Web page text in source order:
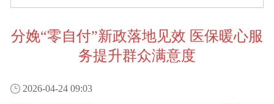
分娩“零自付”新政落地见效 医保暖心服
务提升群众满意度
2026-04-24 09:03